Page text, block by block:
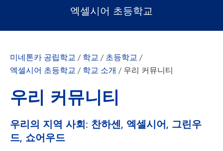
엑셀시어 초등학교
미네톤카 공립학교 / 학교 / 초등학교 /
엑셀시어 초등학교 / 학교 소개 / 우리 커뮤니티
우리 커뮤니티
우리의 지역 사회: 찬하센, 엑셀시어, 그린우
드, 쇼어우드